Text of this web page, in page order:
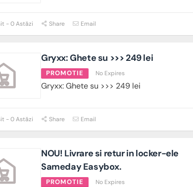
- 0 Astăzi Share Email
Gryxx: Ghete su >>> 249 lei
PROMOTIE No Expires
Gryxx: Ghete su >>> 249 lei
- 0 Astăzi Share Email
NOU! Livrare si retur in locker-ele
Sameday Easybox.
PROMOTIE No Expires